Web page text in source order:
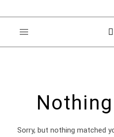
Sorry, but nothing matched